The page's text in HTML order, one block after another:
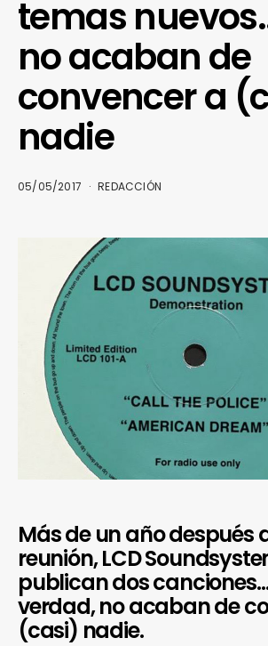
temas
no acaban de
convencer a
nadie
05/05/2017 REDACCIÓN
Más de un año después
reunión, LCD
publican dos
verdad, no acaban de
(casi) nadie.